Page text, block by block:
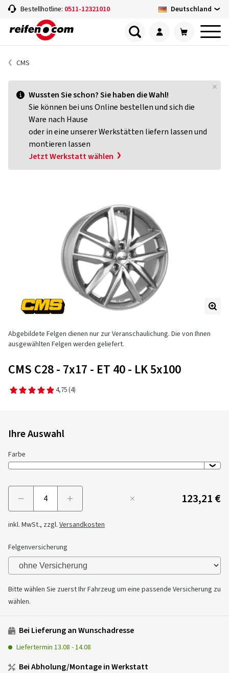
Bestellhotline: 0511-12321010 Deutschland
CMS
Wussten Sie schon? Sie haben die Wahl!
Sie können bei uns Online bestellen und sich die
Ware nach Hause
oder in eine unserer Werkstätten liefern lassen und
montieren lassen
Jetzt Werkstatt wählen
Abgebildete Felgen dienen nur zur Veranschaulichung. Die von Ihnen
ausgewählten Felgen werden geliefert.
CMS C28 - 7x17 - ET 40 - LK 5x100
4,75 (4)
Ihre Auswahl
Farbe
123,21 €
inkl. MwSt., zzgl. Versandkosten
Felgenversicherung
Bitte wählen Sie zuerst Ihr Fahrzeug um eine passende Versicherung zu
wählen.
Bei Lieferung an Wunschadresse
Liefertermin 13.08 -14.08
Bei Abholung/Montage in Werkstatt